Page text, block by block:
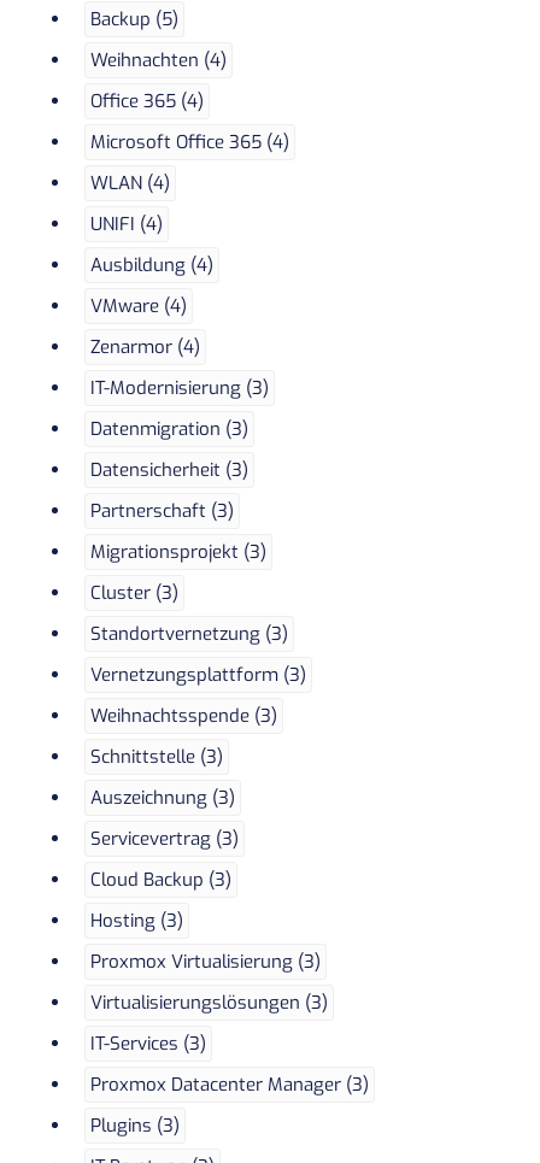
Backup (5)
Weihnachten (4)
Office 365 (4)
Microsoft Office 365 (4)
WLAN (4)
UNIFI (4)
Ausbildung (4)
VMware (4)
Zenarmor (4)
IT-Modernisierung (3)
Datenmigration (3)
Datensicherheit (3)
Partnerschaft (3)
Migrationsprojekt (3)
Cluster (3)
Standortvernetzung (3)
Vernetzungsplattform (3)
Weihnachtsspende (3)
Schnittstelle (3)
Auszeichnung (3)
Servicevertrag (3)
Cloud Backup (3)
Hosting (3)
Proxmox Virtualisierung (3)
Virtualisierungslösungen (3)
IT-Services (3)
Proxmox Datacenter Manager (3)
Plugins (3)